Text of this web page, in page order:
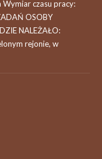
czasu pracy:
OSOBY
NALEŻAŁO:
rejonie, w